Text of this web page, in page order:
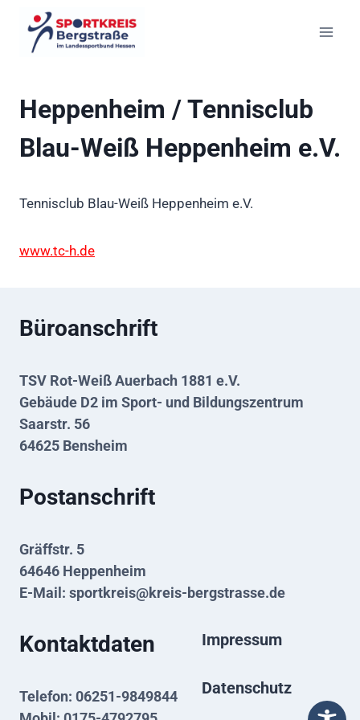
Inhalt
springen
Heppenheim / Tennisclub
Blau-Weiß Heppenheim e.V.
Tennisclub Blau-Weiß Heppenheim e.V.
www.tc-h.de
Büroanschrift
TSV Rot-Weiß Auerbach 1881 e.V.
Gebäude D2 im Sport- und Bildungszentrum
Saarstr. 56
64625 Bensheim
Postanschrift
Gräffstr. 5
64646 Heppenheim
E-Mail: sportkreis@kreis-bergstrasse.de
Kontaktdaten
Telefon: 06251-9849844
Impressum
Datenschutz